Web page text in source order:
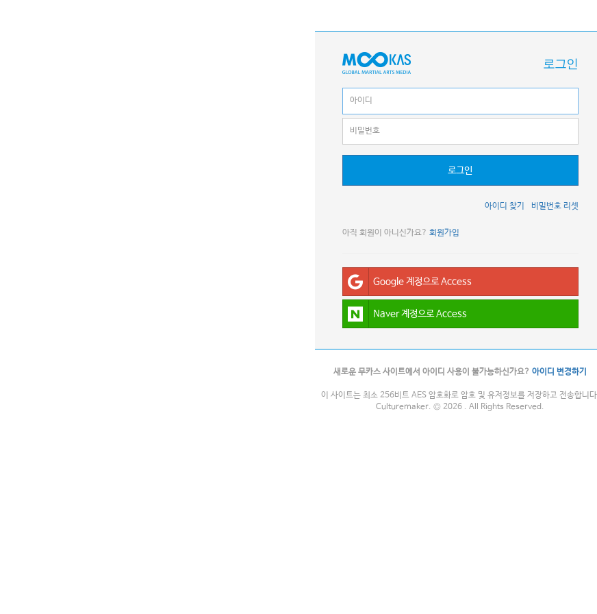
로그인
로그인
비밀번호 리셋
아이디 찾기
아직 회원이 아니신가요? 회원가입
Google 계정으로 Access
Naver 계정으로 Access
새로운 무카스 사이트에서 아이디 사용이 불가능하신가요? 아이디 변경하기
이 사이트는 최소 256비트 AES 암호화로 암호 및 유저정보를 저장하고 전송합니
Culturemaker. © 2026 . All Rights Reserved.